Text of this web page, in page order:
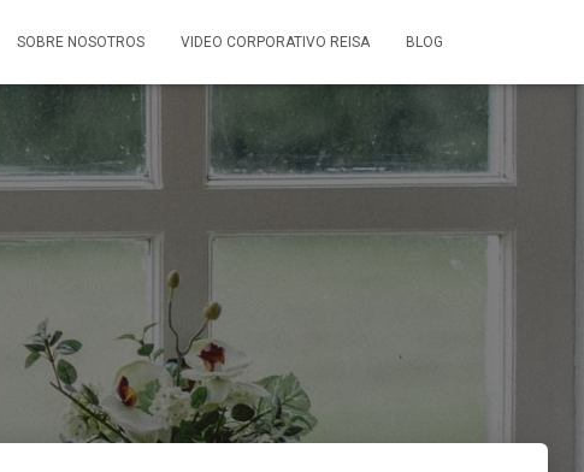
SOBRE NOSOTROS VIDEO CORPORATIVO REISA BLOG